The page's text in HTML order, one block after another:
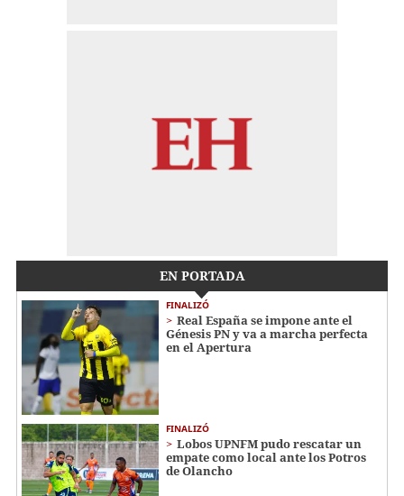
EN PORTADA
FINALIZÓ
Real España se impone ante el
Génesis PN y va a marcha perfecta
en el Apertura
FINALIZÓ
Lobos UPNFM pudo rescatar un
empate como local ante los Potros
de Olancho